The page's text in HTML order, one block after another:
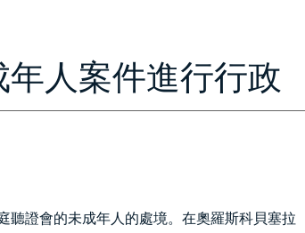
人案件進行行政
聽證會的未成年人的處境。在奧羅斯科貝塞拉